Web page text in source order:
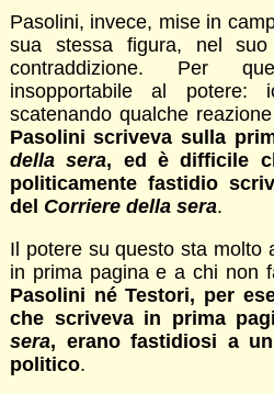
Pasolini, invece, mise in
sua stessa figura, nel
contraddizione. Per
insopportabile al potere:
scatenando qualche
Pasolini scriveva sulla
della sera, ed è difficile
politicamente fastidio
del Corriere della sera.
Il potere su questo sta molto
in prima pagina e a chi non
Pasolini né Testori, per
che scriveva in prima
sera, erano fastidiosi a
politico.